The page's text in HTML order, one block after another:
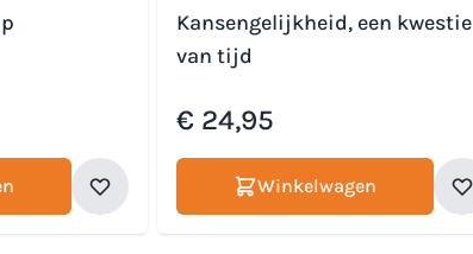
Kansengelijkheid, een kwestie
van tijd
€ 24,95
Winkelwagen